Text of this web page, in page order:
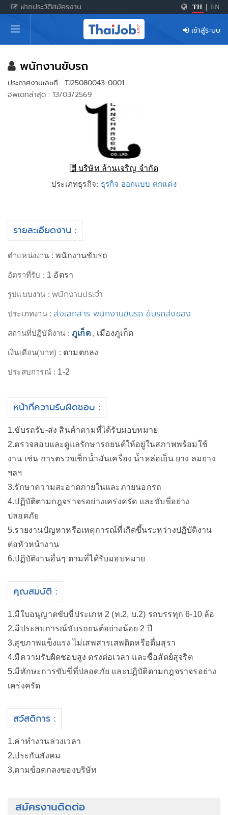
ฝากประวัติสมัครงาน TH EN
หน้าหลัก
ผู้สมัครงาน: เข้าสู่ระบบ
ฝากประวัติสมัครงาน
เกร็ดความรู้
เข้าสู่ระบบ
พนักงานขับรถ
ประกาศงานเลขที่ : TJ25080043-0001
อัพเดทล่าสุด : 13/03/2569
บริษัท ล้านเจริญ จำกัด
ประเภทธุรกิจ: ธุรกิจ ออกแบบ ตกแต่ง
รายละเอียดงาน :
ตำแหน่งงาน :พนักงานขับรถ
อัตราที่รับ : 1 อัตรา
รูปแบบงาน :พนักงานประจำ
ประเภทงาน :ส่งเอกสาร พนักงานขับรถ ขับรถส่งของ
สถานที่ปฏิบัติงาน : ภูเก็ต, เมืองภูเก็ต
เงินเดือน(บาท) : ตามตกลง
ประสบการณ์ : 1-2
หน้าที่ความรับผิดชอบ :
1.ขับรถรับ-ส่ง สินค้าตามที่ได้รับมอบหมาย
2.ตรวจสอบและดูแลรักษารถยนต์ให้อยู่ในสภาพพร้อมใช้
งาน เช่น การตรวจเช็กน้ำมันเครื่อง น้ำหล่อเย็น ยาง ลมยาง
ฯลฯ
3.รักษาความสะอาดภายในและภายนอกรถ
4.ปฏิบัติตามกฎจราจรอย่างเคร่งครัด และขับขี่อย่าง
ปลอดภัย
5.รายงานปัญหาหรือเหตุการณ์ที่เกิดขึ้นระหว่างปฏิบัติงาน
ต่อหัวหน้างาน
6.ปฏิบัติงานอื่นๆ ตามที่ได้รับมอบหมาย
คุณสมบัติ :
1.มีใบอนุญาตขับขี่ประเภท 2 (ท.2, บ.2) รถบรรทุก 6-10 ล้อ
2.มีประสบการณ์ขับรถยนต์อย่างน้อย 2 ปี
3.สุขภาพแข็งแรง ไม่เสพสารเสพติดหรือดื่มสุรา
4.มีความรับผิดชอบสูง ตรงต่อเวลา และซื่อสัตย์สุจริต
5.มีทักษะการขับขี่ที่ปลอดภัย และปฏิบัติตามกฎจราจรอย่าง
เคร่งครัด
สวัสดิการ :
1.ค่าทำงานล่วงเวลา
2.ประกันสังคม
3.ตามข้อตกลงของบริษัท
สมัครงานติดต่อ